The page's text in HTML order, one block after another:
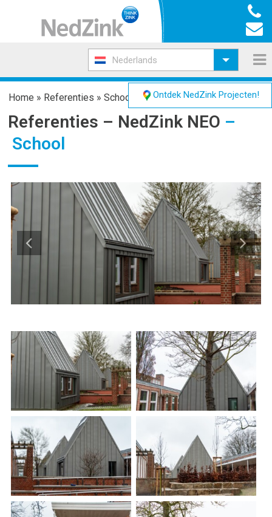
Nederlands
Home » Referenties » School
Referenties – NedZink NEO –
School
Ontdek NedZink Projecten!